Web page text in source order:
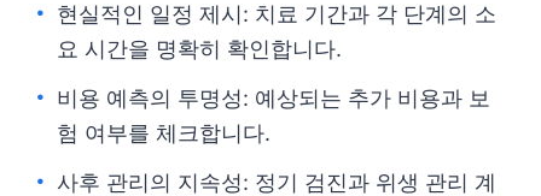
현실적인 일정 제시: 치료 기간과 각 단계의 소
요 시간을 명확히 확인합니다.
비용 예측의 투명성: 예상되는 추가 비용과 보
험 여부를 체크합니다.
사후 관리의 지속성: 정기 검진과 위생 관리 계